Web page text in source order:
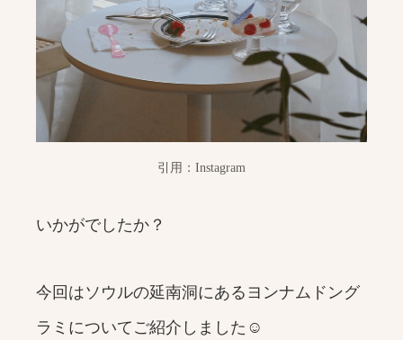
引用：Instagram
いかがでしたか？
今回はソウルの延南洞にあるヨンナムドング
ラミについてご紹介しました☺️